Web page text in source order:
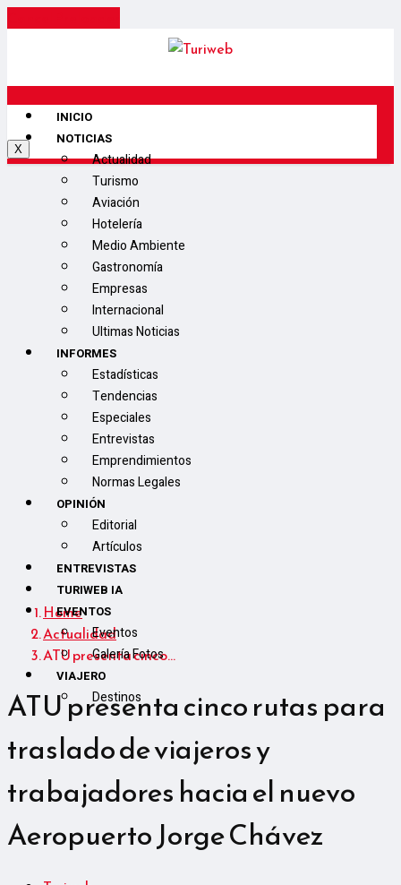
INICIO
NOTICIAS
Actualidad
Turismo
Aviación
Hotelería
Medio Ambiente
Gastronomía
Empresas
Internacional
Ultimas Noticias
INFORMES
Estadísticas
Tendencias
Especiales
Entrevistas
Emprendimientos
Normas Legales
OPINIÓN
Editorial
Artículos
ENTREVISTAS
TURIWEB IA
EVENTOS
Eventos
Galería Fotos
VIAJERO
Destinos
X
Home
Actualidad
ATU presenta cinco…
ATU presenta cinco rutas para
traslado de viajeros y
trabajadores hacia el nuevo
Aeropuerto Jorge Chávez